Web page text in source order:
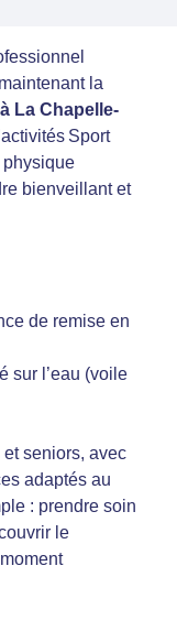
la
La Chapelle-
Sport
bienveillant et
de remise en
sur l’eau (voile
et seniors, avec
adaptés au
: prendre soin
le